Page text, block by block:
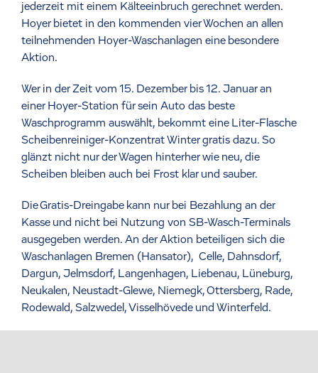
jederzeit mit einem Kälteeinbruch gerechnet werden.
Hoyer bietet in den kommenden vier Wochen an allen
teilnehmenden Hoyer-Waschanlagen eine besondere
Aktion.
Wer in der Zeit vom 15. Dezember bis 12. Januar an
einer Hoyer-Station für sein Auto das beste
Waschprogramm auswählt, bekommt eine Liter-Flasche
Scheibenreiniger-Konzentrat Winter gratis dazu. So
glänzt nicht nur der Wagen hinterher wie neu, die
Scheiben bleiben auch bei Frost klar und sauber.
Die Gratis-Dreingabe kann nur bei Bezahlung an der
Kasse und nicht bei Nutzung von SB-Wasch-Terminals
ausgegeben werden. An der Aktion beteiligen sich die
Waschanlagen Bremen (Hansator), Celle, Dahnsdorf,
Dargun, Jelmsdorf, Langenhagen, Liebenau, Lüneburg,
Neukalen, Neustadt-Glewe, Niemegk, Ottersberg, Rade,
Rodewald, Salzwedel, Visselhövede und Winterfeld.